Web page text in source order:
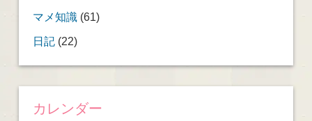
マメ知識(61)
日記(22)
カレンダー